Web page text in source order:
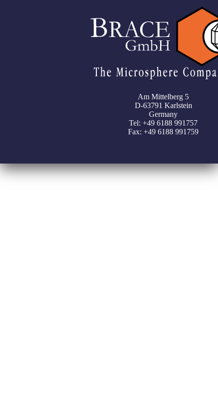
Am Mittelberg 5
D-63791 Karlstein
Germany
Tel: +49 6188 991757
Fax: +49 6188 991759